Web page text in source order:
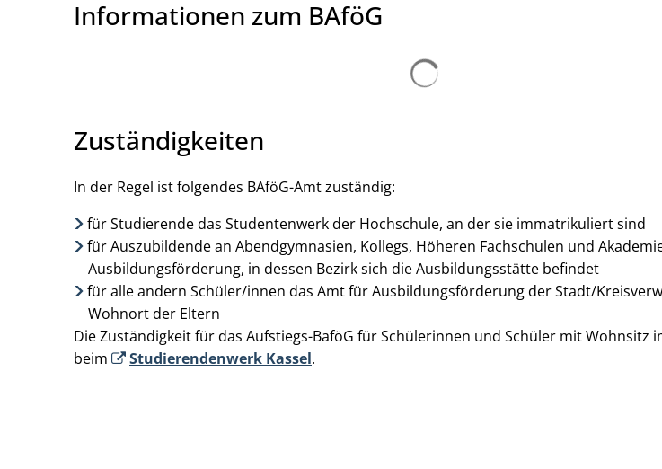
Informationen zum BAföG
Zuständigkeiten
In der Regel ist folgendes BAföG-Amt zuständig:
für Studierende das Studentenwerk der Hochschule, an der sie immatrikuliert sind
für Auszubildende an Abendgymnasien, Kollegs, Höheren Fachschulen und
Ausbildungsförderung, in dessen Bezirk sich die Ausbildungsstätte befindet
für alle andern Schüler/innen das Amt für Ausbildungsförderung der Stadt/
Wohnort der Eltern
Die Zuständigkeit für das Aufstiegs-BaföG für Schülerinnen und Schüler mit Wohnsitz
beim
Studierendenwerk Kassel.